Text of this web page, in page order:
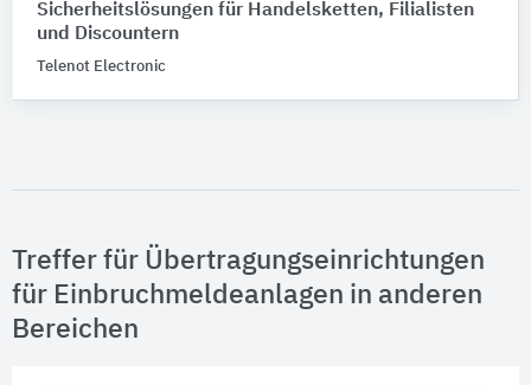
Sicherheitslösungen für Handelsketten, Filialisten
und Discountern
Telenot Electronic
Treffer für Übertragungseinrichtungen
für Einbruchmeldeanlagen in anderen
Bereichen